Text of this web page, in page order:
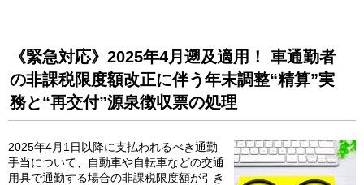
《緊急対応》2025年4月遡及適用！ 車通勤者
の非課税限度額改正に伴う年末調整“精算”実
務と“再交付”源泉徴収票の処理
2025年4月1日以降に支払われるべき通勤
手当について、自動車や自転車などの交通
用具で通勤する場合の非課税限度額が引き